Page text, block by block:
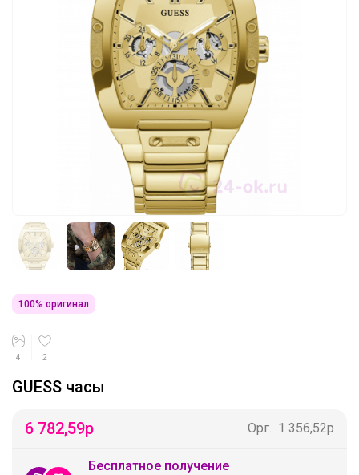
100% оригинал
4 2
GUESS часы
6 782,59р Орг. 1 356,52р
Бесплатное получение